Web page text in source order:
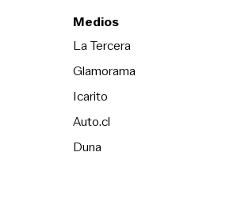
Medios
La TerceraOpens in new
Glamorama
Icarito
Auto.cl
DunaOpens in new window